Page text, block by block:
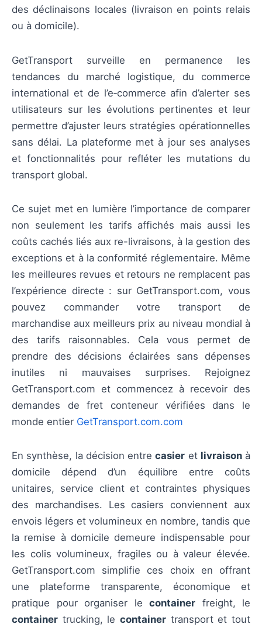
des déclinaisons locales (livraison en points relais
ou à domicile).
GetTransport surveille en permanence les
tendances du marché logistique, du commerce
international et de l’e‑commerce afin d’alerter ses
utilisateurs sur les évolutions pertinentes et leur
permettre d’ajuster leurs stratégies opérationnelles
sans délai. La plateforme met à jour ses analyses
et fonctionnalités pour refléter les mutations du
transport global.
Ce sujet met en lumière l’importance de comparer
non seulement les tarifs affichés mais aussi les
coûts cachés liés aux re-livraisons, à la gestion des
exceptions et à la conformité réglementaire. Même
les meilleures revues et retours ne remplacent pas
l’expérience directe : sur GetTransport.com, vous
pouvez commander votre transport de
marchandise aux meilleurs prix au niveau mondial à
des tarifs raisonnables. Cela vous permet de
prendre des décisions éclairées sans dépenses
inutiles ni mauvaises surprises. Rejoignez
GetTransport.com et commencez à recevoir des
demandes de fret conteneur vérifiées dans le
monde entier GetTransport.com.com
En synthèse, la décision entrecasier et livraisonà
domicile dépend d’un équilibre entre coûts
unitaires, service client et contraintes physiques
des marchandises. Les casiers conviennent aux
envois légers et volumineux en nombre, tandis que
la remise à domicile demeure indispensable pour
les colis volumineux, fragiles ou à valeur élevée.
GetTransport.com simplifie ces choix en offrant
une plateforme transparente, économique et
pratique pour organiser le container freight, le
container trucking, le container transport et tout